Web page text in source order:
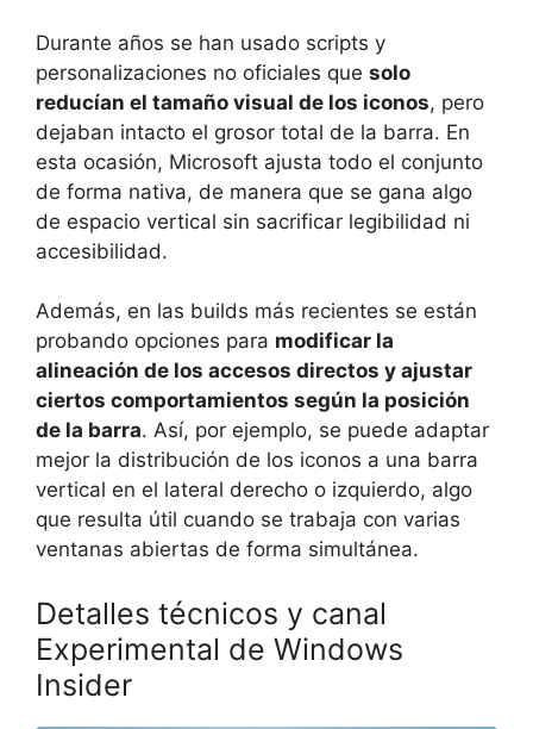
Durante años se han usado scripts y
personalizaciones no oficiales que solo
reducían el tamaño visual de los iconos, pero
dejaban intacto el grosor total de la barra. En
esta ocasión, Microsoft ajusta todo el conjunto
de forma nativa, de manera que se gana algo
de espacio vertical sin sacrificar legibilidad ni
accesibilidad.
Además, en las builds más recientes se están
probando opciones para modificar la
alineación de los accesos directos y ajustar
ciertos comportamientos según la posición
de la barra. Así, por ejemplo, se puede adaptar
mejor la distribución de los iconos a una barra
vertical en el lateral derecho o izquierdo, algo
que resulta útil cuando se trabaja con varias
ventanas abiertas de forma simultánea.
Detalles técnicos y canal
Experimental de Windows
Insider